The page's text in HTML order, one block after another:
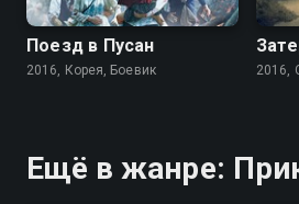
Поезд в Пусан
2016, Корея, Боевик 2016,
Ещё в жанре: